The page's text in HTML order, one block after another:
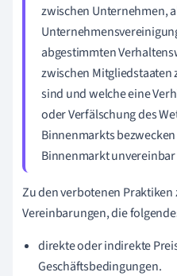
zwischen Unternehmen,
abgestimmten
zwischen
sind und welche eine
oder Verfälschung des
Binnenmarkts
Binnenmarkt
Zu den verbotenen
Vereinbarungen, die
direkte oder indirekte
Geschäftsbedingungen.